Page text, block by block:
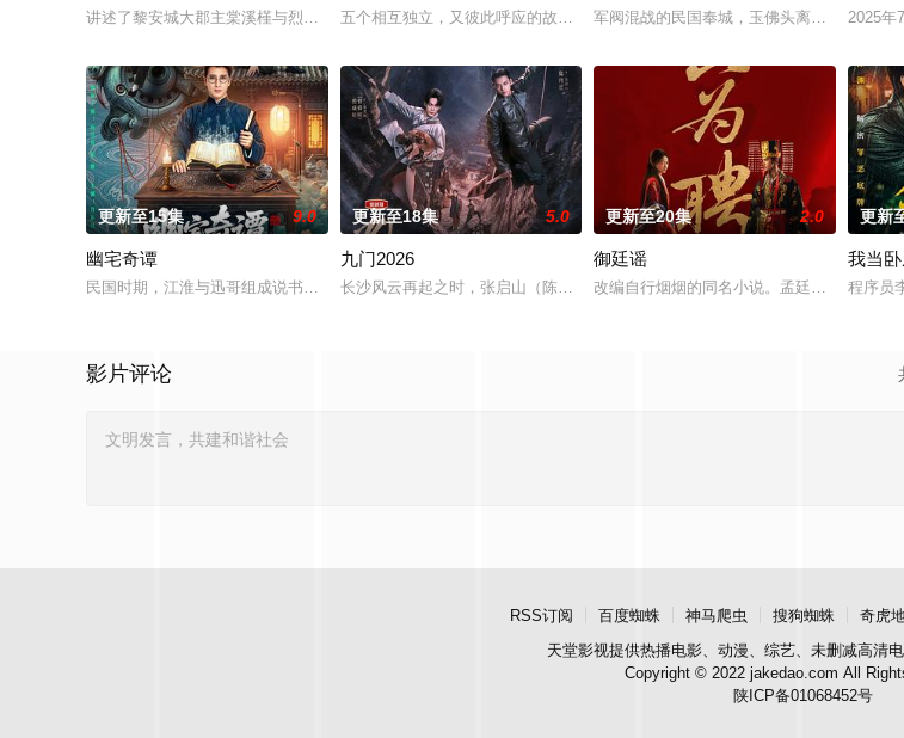
讲述了黎安城大郡主棠溪槿与烈云峥之间曲折动人的情感，以及他们在复杂局势中坚守初心、勇敢面对困难的爱情故事
五个相互独立，又彼此呼应的故事——用一场精心策划的“夏令营”完成复仇的受害
军阀混战的民国奉城，玉佛头离奇失窃，戏
2025年
更新至15集 9.0
幽宅奇谭
民国时期，江淮与迅哥组成说书班子，偶遇“白天人住屋，晚上鬼占房”的阴阳宅，江淮被掳走配“阴婚”。他与女探长穆英
更新至18集 5.0
九门2026
长沙风云再起之时，张启山（陈伟霆 饰）与吴老狗（曾舜晞 饰）强强联手，携手
更新至20集 2.0
御廷谣
改编自行烟烟的同名小说。孟廷辉，大平王
更新
我当
程序员
影片评论
RSS订阅 百度蜘蛛 神马爬虫 搜狗蜘蛛 奇虎
天堂影视提供热播电影、动漫、综艺、未删减高清
Copyright © 2022 jakedao.com All
陕ICP备01068452号